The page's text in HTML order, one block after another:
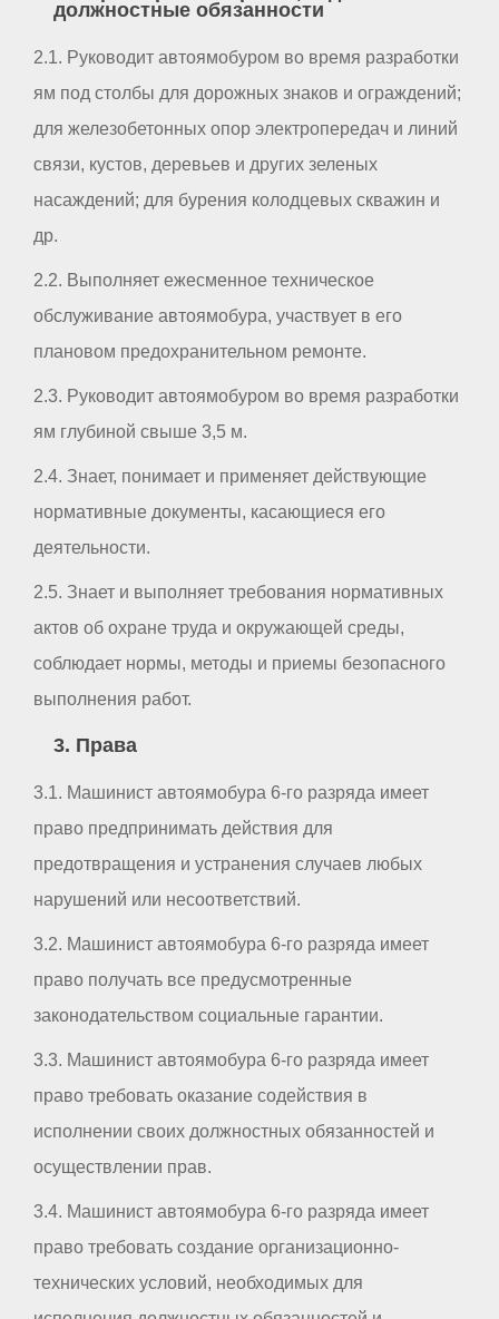
должностные обязанности
2.1. Руководит автоямобуром во время разработки
ям под столбы для дорожных знаков и ограждений;
для железобетонных опор электропередач и линий
связи, кустов, деревьев и других зеленых
насаждений; для бурения колодцевых скважин и
др.
2.2. Выполняет ежесменное техническое
обслуживание автоямобура, участвует в его
плановом предохранительном ремонте.
2.3. Руководит автоямобуром во время разработки
ям глубиной свыше 3,5 м.
2.4. Знает, понимает и применяет действующие
нормативные документы, касающиеся его
деятельности.
2.5. Знает и выполняет требования нормативных
актов об охране труда и окружающей среды,
соблюдает нормы, методы и приемы безопасного
выполнения работ.
3. Права
3.1. Машинист автоямобура 6-го разряда имеет
право предпринимать действия для
предотвращения и устранения случаев любых
нарушений или несоответствий.
3.2. Машинист автоямобура 6-го разряда имеет
право получать все предусмотренные
законодательством социальные гарантии.
3.3. Машинист автоямобура 6-го разряда имеет
право требовать оказание содействия в
исполнении своих должностных обязанностей и
осуществлении прав.
3.4. Машинист автоямобура 6-го разряда имеет
право требовать создание организационно-
технических условий, необходимых для